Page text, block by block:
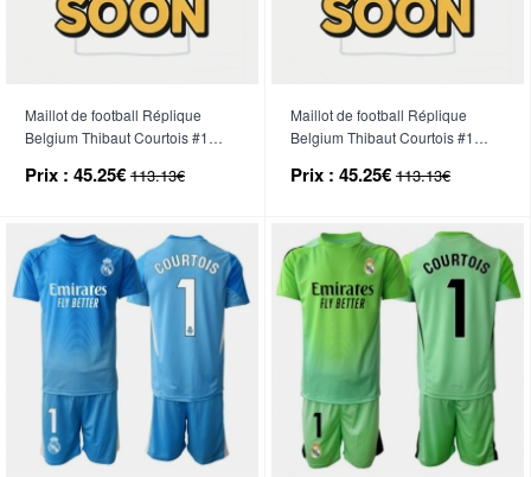
Maillot de football Réplique
Belgium Thibaut Courtois #1
2026 Manche Longue
Prix : 45.25€ 113.13€
Maillot de football Réplique
Belgium Thibaut Courtois #1
2026 Manche Longue
Prix : 45.25€ 113.13€